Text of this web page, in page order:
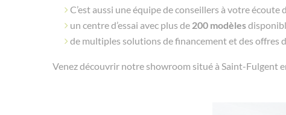
C’est aussi une équipe de conseillers à votre écoute
un centre d’essai avec plus de 200 modèles
de multiples solutions de financement et des offres
Venez découvrir notre showroom situé à Saint-Fulgent